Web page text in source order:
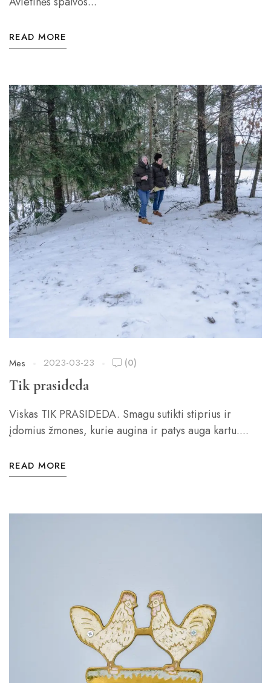
READ MORE
Mes 2023-03-23 (0)
Tik prasideda
Viskas TIK PRASIDEDA. Smagu sutikti stiprius ir
įdomius žmones, kurie augina ir patys auga kartu....
READ MORE